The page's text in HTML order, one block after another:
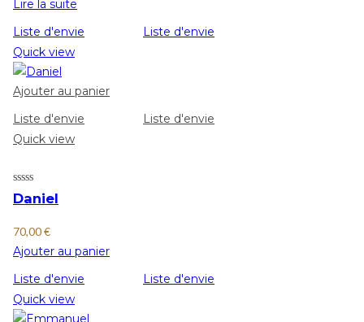
Lire la suite
Liste d'envie
Liste d'envie
Quick view
Ajouter au panier
Liste d'envie
Liste d'envie
Quick view
Daniel
70,00€
Ajouter au panier
Liste d'envie
Liste d'envie
Quick view